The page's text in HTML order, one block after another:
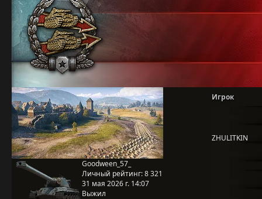
Goodween_57_
Личный рейтинг:8 321
31 мая 2026 г. 14:07
Выжил
Игрок
ZHULITKIN